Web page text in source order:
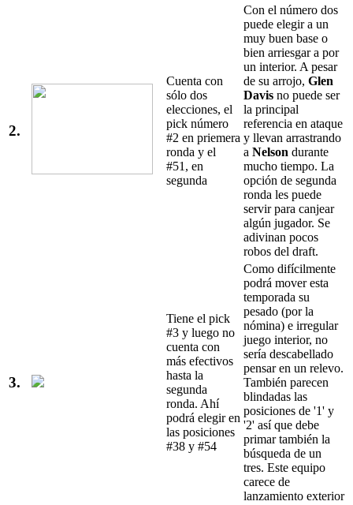
2.
Cuenta con
sólo dos
elecciones, el
pick número
#2 en priemera
ronda y el
#51, en
segunda
Con el número dos
puede elegir a un
muy buen base o
bien arriesgar a por
un interior. A pesar
de su arrojo, Glen
Davis no puede ser
la principal
referencia en ataque
y llevan arrastrando
a Nelson durante
mucho tiempo. La
opción de segunda
ronda les puede
servir para canjear
algún jugador. Se
adivinan pocos
robos del draft.
3.
Tiene el pick
#3 y luego no
cuenta con
más efectivos
hasta la
segunda
ronda. Ahí
podrá elegir en
las posiciones
#38 y #54
Como difícilmente
podrá mover esta
temporada su
pesado (por la
nómina) e irregular
juego interior, no
sería descabellado
pensar en un relevo.
También parecen
blindadas las
posiciones de '1' y
'2' así que debe
primar también la
búsqueda de un
tres. Este equipo
carece de
lanzamiento exterior